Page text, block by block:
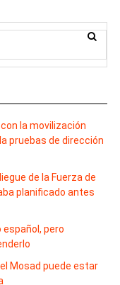
la movilización
pruebas de dirección
de la Fuerza de
planificado antes
español, pero
Mosad puede estar